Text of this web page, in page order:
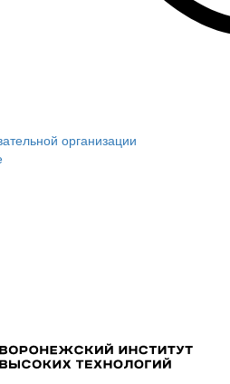
организации